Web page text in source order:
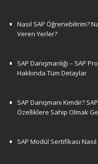
Nasıl SAP Öğrenebilirim?
Veren Yerler?
SAP Danışmanlığı – SAP
Hakkında Tüm Detaylar
SAP Danışmanı Kimdir?
Özelliklere Sahip Olmak
SAP Modül Sertifikası Nasıl